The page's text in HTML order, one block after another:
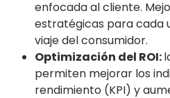
enfocada al cliente.
estratégicas para cada
viaje del consumidor.
Optimización del ROI:
permiten mejorar los
rendimiento (KPI) y